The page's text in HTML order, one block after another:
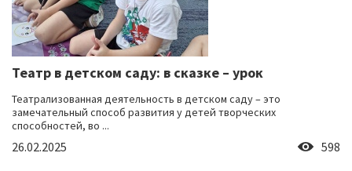
Театр в детском саду: в сказке – урок
Театрализованная деятельность в детском саду – это
замечательный способ развития у детей творческих
способностей, во ...
26.02.2025 598